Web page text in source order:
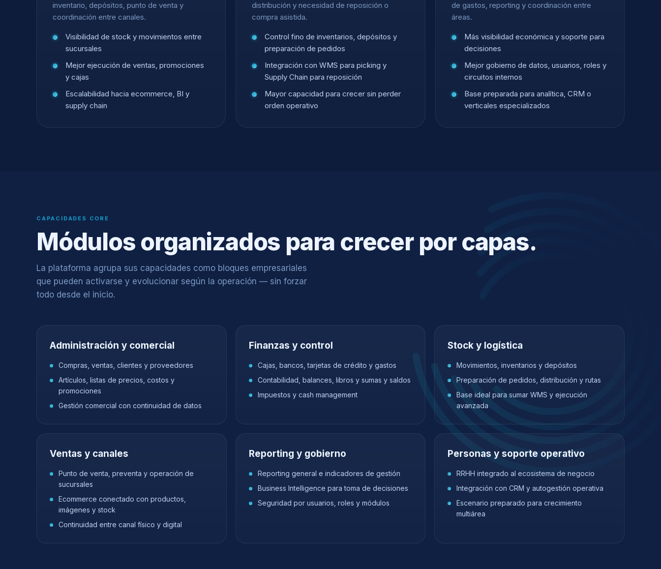
inventario, depósitos, punto de venta y
coordinación entre canales.
Visibilidad de stock y movimientos entre
sucursales
Mejor ejecución de ventas, promociones
y cajas
Escalabilidad hacia ecommerce, BI y
supply chain
distribución y necesidad de reposición o
compra asistida.
Control fino de inventarios, depósitos y
preparación de pedidos
Integración con WMS para picking y
Supply Chain para reposición
Mayor capacidad para crecer sin perder
orden operativo
de gastos, reporting y coordinación entre
áreas.
Más visibilidad económica y soporte para
decisiones
Mejor gobierno de datos, usuarios, roles y
circuitos internos
Base preparada para analítica, CRM o
verticales especializados
CAPACIDADES CORE
Módulos organizados para crecer por capas.
La plataforma agrupa sus capacidades como bloques empresariales
que pueden activarse y evolucionar según la operación — sin forzar
todo desde el inicio.
Administración y comercial
Compras, ventas, clientes y proveedores
Artículos, listas de precios, costos y
promociones
Gestión comercial con continuidad de datos
Finanzas y control
Cajas, bancos, tarjetas de crédito y gastos
Contabilidad, balances, libros y sumas y saldos
Impuestos y cash management
Stock y logística
Movimientos, inventarios y depósitos
Preparación de pedidos, distribución y rutas
Base ideal para sumar WMS y ejecución
avanzada
Ventas y canales
Punto de venta, preventa y operación de
sucursales
Ecommerce conectado con productos,
imágenes y stock
Continuidad entre canal físico y digital
Reporting y gobierno
Reporting general e indicadores de gestión
Business Intelligence para toma de decisiones
Seguridad por usuarios, roles y módulos
Personas y soporte operativo
RRHH integrado al ecosistema de negocio
Integración con CRM y autogestión operativa
Escenario preparado para crecimiento
multiárea